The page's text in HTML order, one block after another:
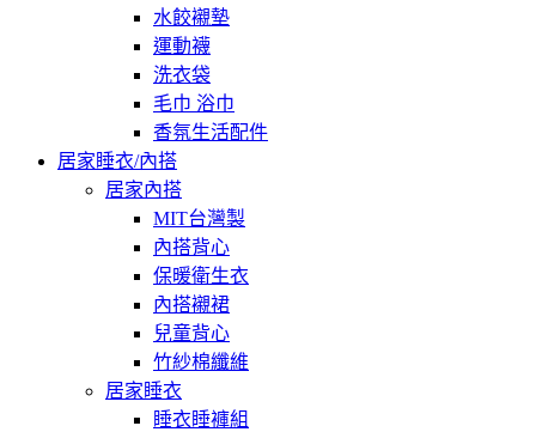
水餃襯墊
運動襪
洗衣袋
毛巾 浴巾
香氛生活配件
居家睡衣/內搭
居家內搭
MIT台灣製
內搭背心
保暖衛生衣
內搭襯裙
兒童背心
竹紗棉纖維
居家睡衣
睡衣睡褲組